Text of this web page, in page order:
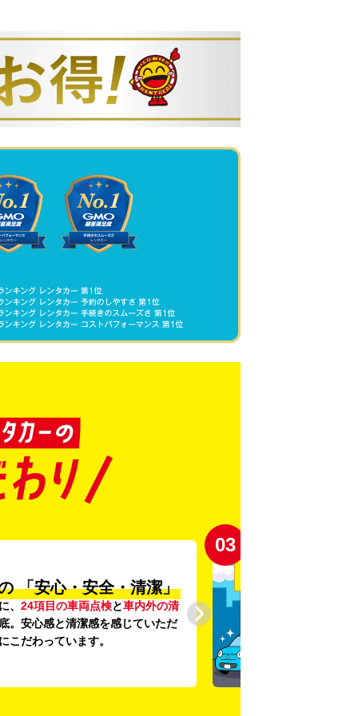
「安心・安全・清潔」
、 24項目の車両点検と車内外の清
。安心感と清潔感を感じていただ
こだわっています。
03